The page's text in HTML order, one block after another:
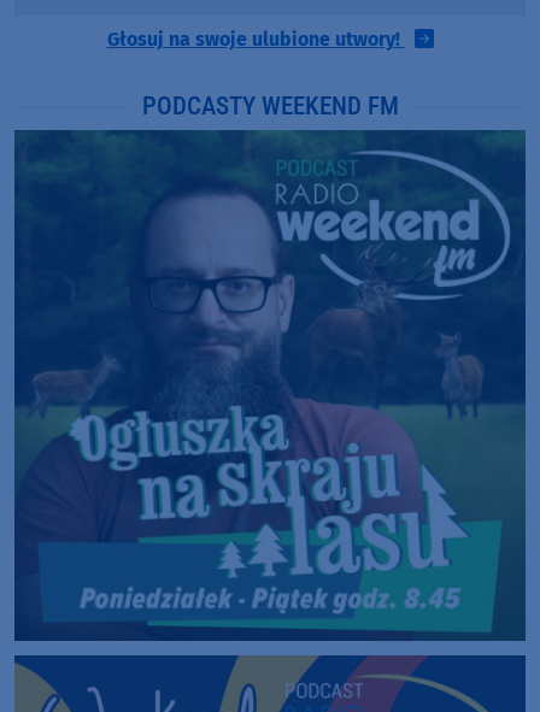
Głosuj na swoje ulubione utwory!
PODCASTY WEEKEND FM